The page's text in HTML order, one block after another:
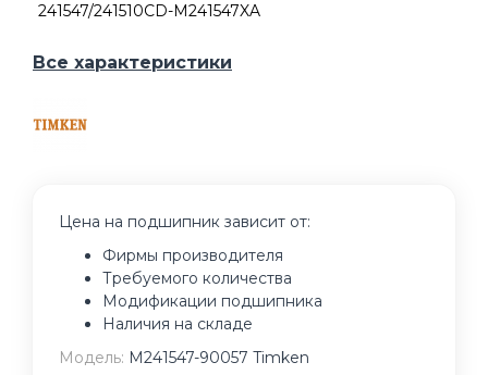
241547/241510CD-M241547XA
Все характеристики
Цена на подшипник зависит от:
Фирмы производителя
Требуемого количества
Модификации подшипника
Наличия на складе
Модель: M241547-90057 Timken